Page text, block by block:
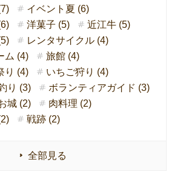
イベント夏 (6)
洋菓子 (5)
近江牛 (5)
レンタサイクル (4)
ム (4)
旅館 (4)
り (4)
いちご狩り (4)
り (3)
ボランティアガイド (3)
城 (2)
肉料理 (2)
戦跡 (2)
全部見る